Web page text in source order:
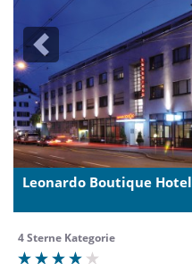
Previous
Leonardo Boutique Hotel
4 Sterne Kategorie